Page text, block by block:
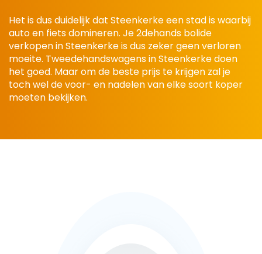
Het is dus duidelijk dat Steenkerke een stad is waarbij
auto en fiets domineren. Je 2dehands bolide
verkopen in Steenkerke is dus zeker geen verloren
moeite. Tweedehandswagens in Steenkerke doen
het goed. Maar om de beste prijs te krijgen zal je
toch wel de voor- en nadelen van elke soort koper
moeten bekijken.